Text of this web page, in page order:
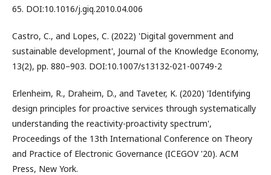
65. DOI:10.1016/j.giq.2010.04.006
Castro, C., and Lopes, C. (2022) 'Digital government and
sustainable development', Journal of the Knowledge Economy,
13(2), pp. 880–903. DOI:10.1007/s13132-021-00749-2
Erlenheim, R., Draheim, D., and Taveter, K. (2020) 'Identifying
design principles for proactive services through systematically
understanding the reactivity-proactivity spectrum',
Proceedings of the 13th International Conference on Theory
and Practice of Electronic Governance (ICEGOV '20). ACM
Press, New York.